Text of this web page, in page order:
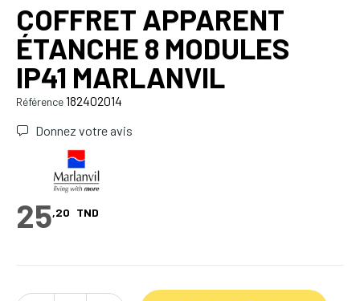
COFFRET APPARENT
ÉTANCHE 8 MODULES
IP41 MARLANVIL
Référence182402014
Donnez votre avis
25,20 TND